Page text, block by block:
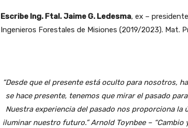
Escribe Ing. Ftal. Jaime G. Ledesma, ex –
Ingenieros Forestales de Misiones (2019/2023). Mat.
“Desde que el presente está oculto para nosotros,
se hace presente, tenemos que mirar el pasado
Nuestra experiencia del pasado nos proporciona la
iluminar nuestro futuro.” Arnold Toynbee – “Cambio